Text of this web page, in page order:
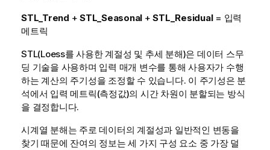
STL_Trend + STL_Seasonal +STL_Residual= 입력
메트릭
STL(Loess를 사용한 계절성 및 추세 분해)은 데이터 스무
딩 기술을 사용하며 입력 매개 변수를 통해 사용자가 수행
하는 계산의 주기성을 조정할 수 있습니다. 이 주기성은 분
석에서 입력 메트릭(측정값)의 시간 차원이 분할되는 방식
을 결정합니다.
시계열 분해는 주로 데이터의 계절성과 일반적인 변동을
찾기 때문에 잔여의 정보는 세 가지 구성 요소 중 가장 덜